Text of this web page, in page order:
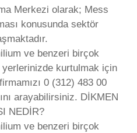
Merkezi olarak; Mess
konusunda sektör
ve benzeri birçok
kurtulmak için
0 (312) 483 00
arayabilirsiniz. DİKMEN
NEDİR?
ve benzeri birçok